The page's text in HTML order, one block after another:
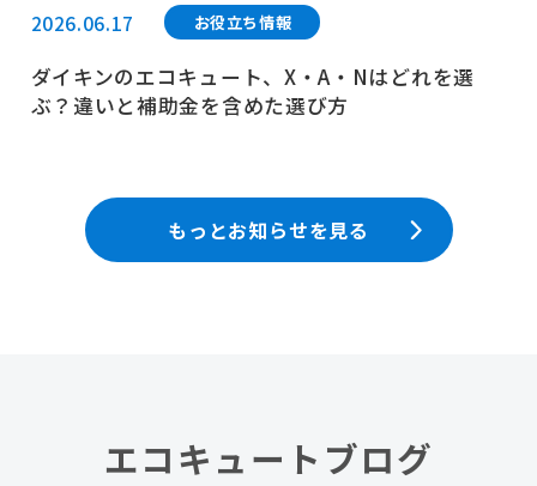
2026.06.17 お役立ち情報
ダイキンのエコキュート、X・A・Nはどれを選
ぶ？違いと補助金を含めた選び方
もっとお知らせを見る
エコキュートブログ